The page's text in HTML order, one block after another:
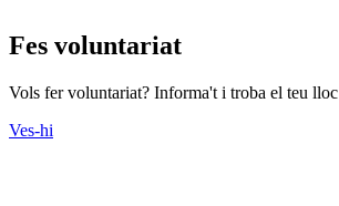
Fes voluntariat
Vols fer voluntariat? Informa't i troba el teu lloc
Ves-hi